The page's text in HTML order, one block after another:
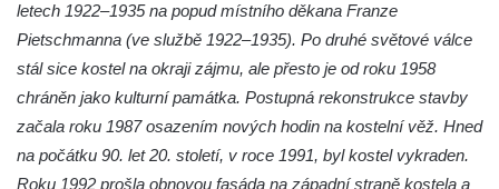
Kaple Božího hrobu na Křížové cestě na
Křížovém vrchu ve Frýdlantu
Poustevna na Křížové cestě na Křížovém
vrchu ve Frýdlantu
Kostel svatého Jakuba Většího v Sokolově
letech 1922–1935 na popud místního děkana Franze
Pietschmanna (ve službě 1922–1935). Po druhé světové válce
stál sice kostel na okraji zájmu, ale přesto je od roku 1958
chráněn jako kulturní památka. Postupná rekonstrukce stavby
začala roku 1987 osazením nových hodin na kostelní věž. Hned
na počátku 90. let 20. století, v roce 1991, byl kostel vykraden.
Roku 1992 prošla obnovou fasáda na západní straně kostela a